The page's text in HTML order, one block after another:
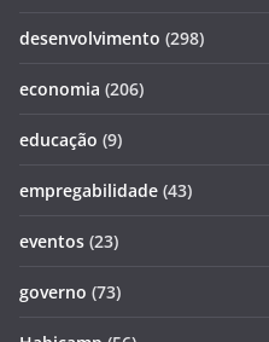
desenvolvimento (298)
economia (206)
educação (9)
empregabilidade (43)
eventos (23)
governo (73)